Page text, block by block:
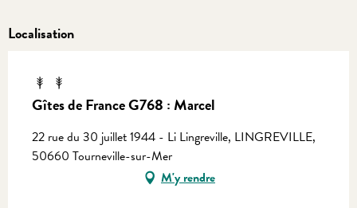
Localisation
Gîtes de France G768 : Marcel
22 rue du 30 juillet 1944 - Li Lingreville, LINGREVILLE,
50660 Tourneville-sur-Mer
M'y rendre